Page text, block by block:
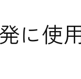
に使